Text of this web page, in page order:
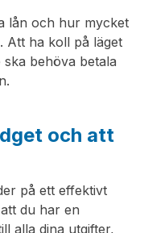
lån och hur mycket
Att ha koll på läget
behöva betala
och att
på ett effektivt
du har en
alla dina utgifter,